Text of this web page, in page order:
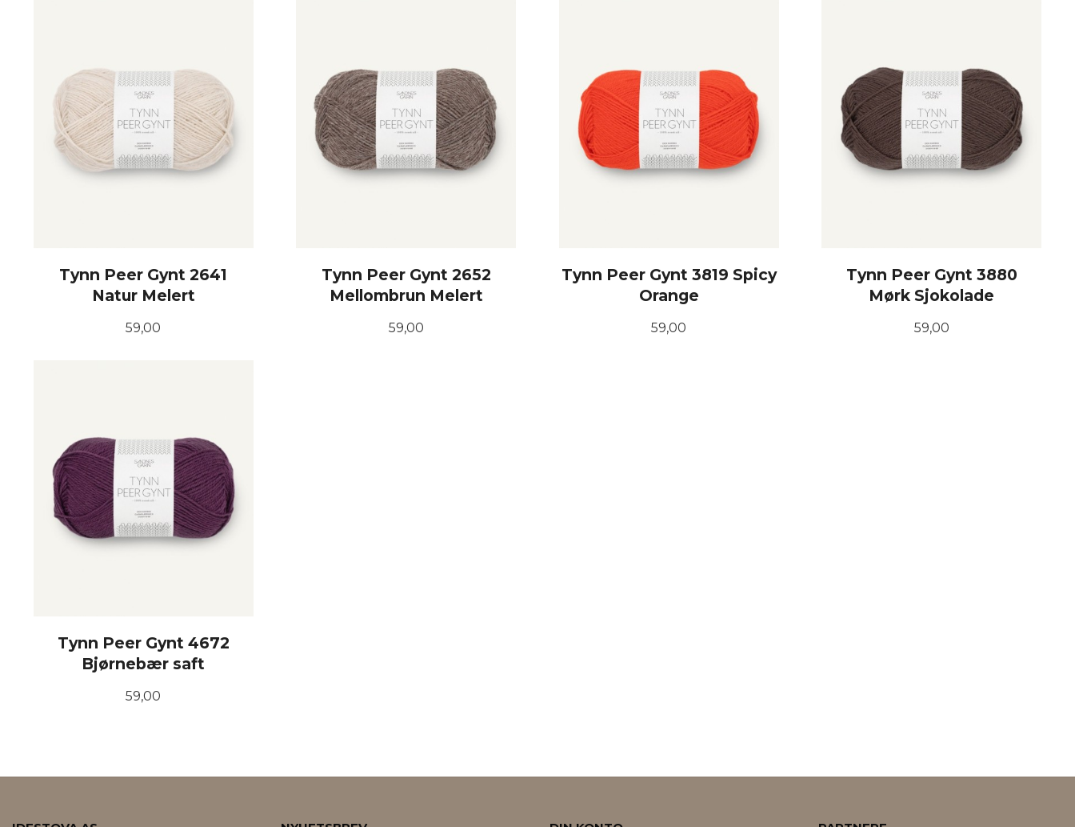
Tynn Peer Gynt 2641
Natur Melert
Pris
59,00
Tynn Peer Gynt 2652
Mellombrun Melert
Pris
59,00
Tynn Peer Gynt 3819 Spicy
Orange
Pris
59,00
Tynn Peer Gynt 3880
Mørk Sjokolade
Pris
59,00
Tynn Peer Gynt 4672
Bjørnebær saft
Pris
59,00